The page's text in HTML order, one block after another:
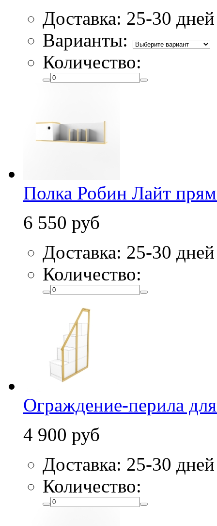
Доставка: 25-30 дней
Варианты:
Количество:
Полка Робин Лайт
6 550 руб
Доставка: 25-30 дней
Количество:
Ограждение-перила
4 900 руб
Доставка: 25-30 дней
Количество: